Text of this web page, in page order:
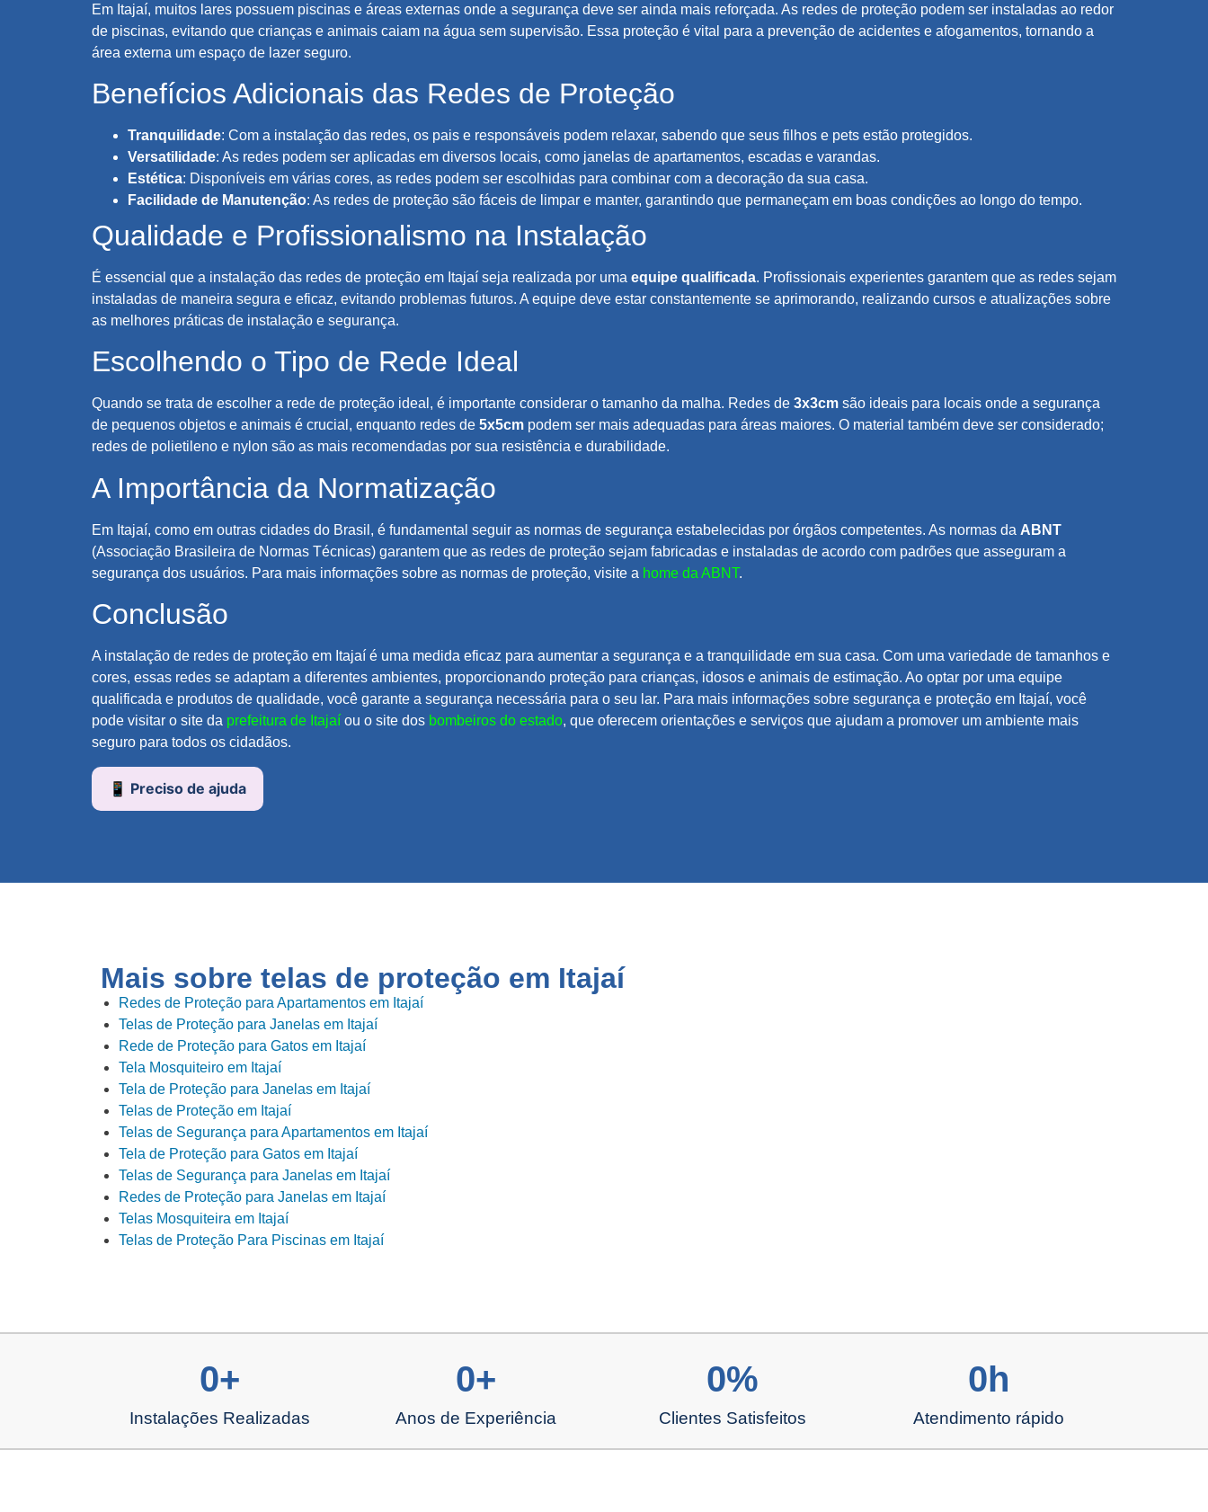
Em Itajaí, muitos lares possuem piscinas e áreas externas onde a segurança deve ser ainda mais reforçada. As redes de proteção podem ser instaladas ao redor
de piscinas, evitando que crianças e animais caiam na água sem supervisão. Essa proteção é vital para a prevenção de acidentes e afogamentos, tornando a
área externa um espaço de lazer seguro.
Benefícios Adicionais das Redes de Proteção
Tranquilidade: Com a instalação das redes, os pais e responsáveis podem relaxar, sabendo que seus filhos e pets estão protegidos.
Versatilidade: As redes podem ser aplicadas em diversos locais, como janelas de apartamentos, escadas e varandas.
Estética: Disponíveis em várias cores, as redes podem ser escolhidas para combinar com a decoração da sua casa.
Facilidade de Manutenção: As redes de proteção são fáceis de limpar e manter, garantindo que permaneçam em boas condições ao longo do tempo.
Qualidade e Profissionalismo na Instalação
É essencial que a instalação das redes de proteção em Itajaí seja realizada por uma equipe qualificada. Profissionais experientes garantem que as redes sejam
instaladas de maneira segura e eficaz, evitando problemas futuros. A equipe deve estar constantemente se aprimorando, realizando cursos e atualizações sobre
as melhores práticas de instalação e segurança.
Escolhendo o Tipo de Rede Ideal
Quando se trata de escolher a rede de proteção ideal, é importante considerar o tamanho da malha. Redes de 3x3cm são ideais para locais onde a segurança
de pequenos objetos e animais é crucial, enquanto redes de 5x5cm podem ser mais adequadas para áreas maiores. O material também deve ser considerado;
redes de polietileno e nylon são as mais recomendadas por sua resistência e durabilidade.
A Importância da Normatização
Em Itajaí, como em outras cidades do Brasil, é fundamental seguir as normas de segurança estabelecidas por órgãos competentes. As normas da ABNT
(Associação Brasileira de Normas Técnicas) garantem que as redes de proteção sejam fabricadas e instaladas de acordo com padrões que asseguram a
segurança dos usuários. Para mais informações sobre as normas de proteção, visite a home da ABNT.
Conclusão
A instalação de redes de proteção em Itajaí é uma medida eficaz para aumentar a segurança e a tranquilidade em sua casa. Com uma variedade de tamanhos e
cores, essas redes se adaptam a diferentes ambientes, proporcionando proteção para crianças, idosos e animais de estimação. Ao optar por uma equipe
qualificada e produtos de qualidade, você garante a segurança necessária para o seu lar. Para mais informações sobre segurança e proteção em Itajaí, você
pode visitar o site da prefeitura de Itajaí ou o site dos bombeiros do estado, que oferecem orientações e serviços que ajudam a promover um ambiente mais
seguro para todos os cidadãos.
📱 Preciso de ajuda
Mais sobre telas de proteção em Itajaí
Redes de Proteção para Apartamentos em Itajaí
Telas de Proteção para Janelas em Itajaí
Rede de Proteção para Gatos em Itajaí
Tela Mosquiteiro em Itajaí
Tela de Proteção para Janelas em Itajaí
Telas de Proteção em Itajaí
Telas de Segurança para Apartamentos em Itajaí
Tela de Proteção para Gatos em Itajaí
Telas de Segurança para Janelas em Itajaí
Redes de Proteção para Janelas em Itajaí
Telas Mosquiteira em Itajaí
Telas de Proteção Para Piscinas em Itajaí
Instalações Realizadas
0+
Anos de Experiência
0+
Clientes Satisfeitos
0%
Atendimento rápido
0h